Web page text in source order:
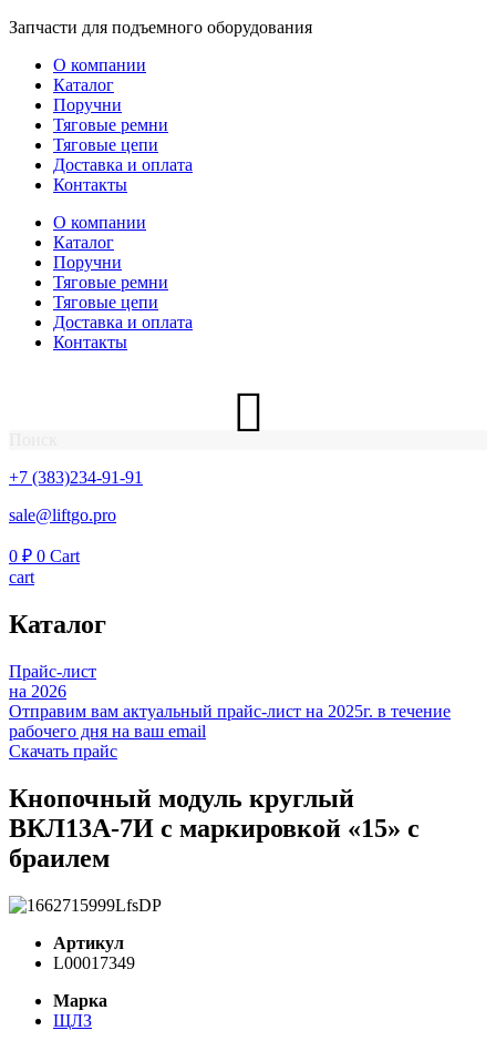
Перейти
содержимому
Запчасти для подъемного оборудования
О компании
Каталог
Поручни
Тяговые ремни
Тяговые цепи
Доставка и оплата
Контакты
О компании
Каталог
Поручни
Тяговые ремни
Тяговые цепи
Доставка и оплата
Контакты
+7 (383)234-91-91
sale@liftgo.pro
0 ₽ 0 Cart
cart
Каталог
Прайс-лист
на 2026
Отправим вам актуальный прайс-лист на 2025г. в течение
рабочего дня на ваш email
Скачать прайс
Кнопочный модуль круглый
ВКЛ13А-7И с маркировкой «15» с
браилем
Артикул
L00017349
Марка
ЩЛЗ